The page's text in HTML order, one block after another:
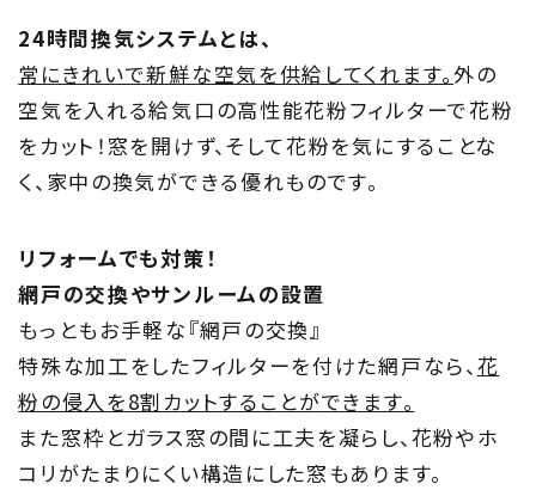
Project
私たちの取り組み
Information
Maintenance
家のメンテナンス
じゅうmado
住宅相談窓口 じゅうmado
24時間換気システムとは、
常にきれいで新鮮な空気を供給してくれます。外の
空気を入れる給気口の高性能花粉フィルターで花粉
をカット！窓を開けず、そして花粉を気にすることな
く、家中の換気ができる優れものです。
リフォームでも対策！
網戸の交換やサンルームの設置
もっともお手軽な『網戸の交換』
特殊な加工をしたフィルターを付けた網戸なら、花
粉の侵入を8割カットすることができます。
また窓枠とガラス窓の間に工夫を凝らし、花粉やホ
コリがたまりにくい構造にした窓もあります。